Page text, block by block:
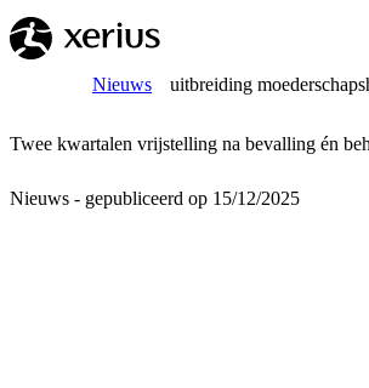
Overslaan naar de hoofdinhoud
Breadcrumb
HomeNieuws uitbreiding
Twee kwartalen vrijstelling na bevalling én
Nieuws - gepubliceerd op 15/12/2025